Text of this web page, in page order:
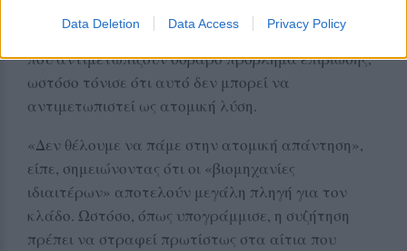
Data Deletion Data Access Privacy Policy
καταφεύγουν σε ιδιαίτερα μαθήματα. Ο κ.
Ντουράκης αναγνώρισε ότι υπάρχουν άνθρωποι
που αντιμετωπίζουν σοβαρό πρόβλημα επιβίωσης,
ωστόσο τόνισε ότι αυτό δεν μπορεί να
αντιμετωπιστεί ως ατομική λύση.
«Δεν θέλουμε να πάμε στην ατομική απάντηση»,
είπε, σημειώνοντας ότι οι «βιομηχανίες
ιδιαιτέρων» αποτελούν μεγάλη πληγή για τον
κλάδο. Ωστόσο, όπως υπογράμμισε, η συζήτηση
πρέπει να στραφεί πρωτίστως στα αίτια που